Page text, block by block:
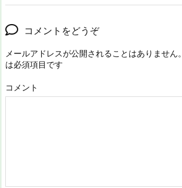
コメントをどうぞ
メールアドレスが公開されることはありません。
は必須項目です
コメント